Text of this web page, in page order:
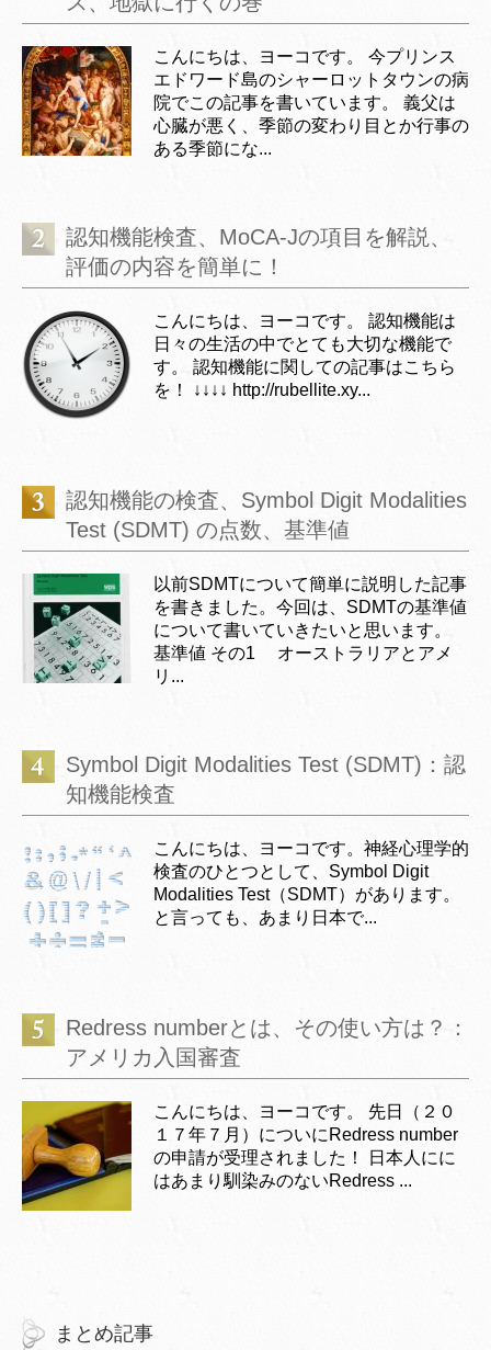
こんにちは、ヨーコです。 今プリンス
エドワード島のシャーロットタウンの病
院でこの記事を書いています。 義父は
心臓が悪く、季節の変わり目とか行事の
ある季節にな...
認知機能検査、MoCA-Jの項目を解説、
評価の内容を簡単に！
こんにちは、ヨーコです。 認知機能は
日々の生活の中でとても大切な機能で
す。 認知機能に関しての記事はこちら
を！ ↓↓↓↓ http://rubellite.xy...
認知機能の検査、Symbol Digit Modalities
Test (SDMT) の点数、基準値
以前SDMTについて簡単に説明した記事
を書きました。今回は、SDMTの基準値
について書いていきたいと思います。
基準値 その1 オーストラリアとアメ
リ...
Symbol Digit Modalities Test (SDMT)：認
知機能検査
こんにちは、ヨーコです。神経心理学的
検査のひとつとして、Symbol Digit
Modalities Test（SDMT）があります。
と言っても、あまり日本で...
Redress numberとは、その使い方は？：
アメリカ入国審査
こんにちは、ヨーコです。 先日（２０
１７年７月）についにRedress number
の申請が受理されました！ 日本人にに
はあまり馴染みのないRedress ...
まとめ記事